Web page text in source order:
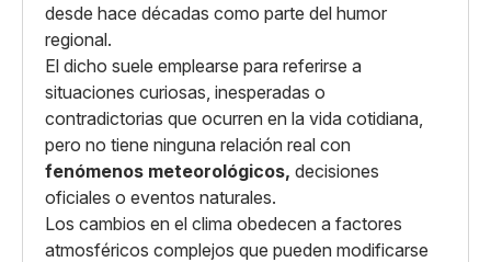
desde hace décadas como parte del humor
regional.
El dicho suele emplearse para referirse a
situaciones curiosas, inesperadas o
contradictorias que ocurren en la vida cotidiana,
pero no tiene ninguna relación real con
fenómenos meteorológicos, decisiones
oficiales o eventos naturales.
Los cambios en el clima obedecen a factores
atmosféricos complejos que pueden modificarse